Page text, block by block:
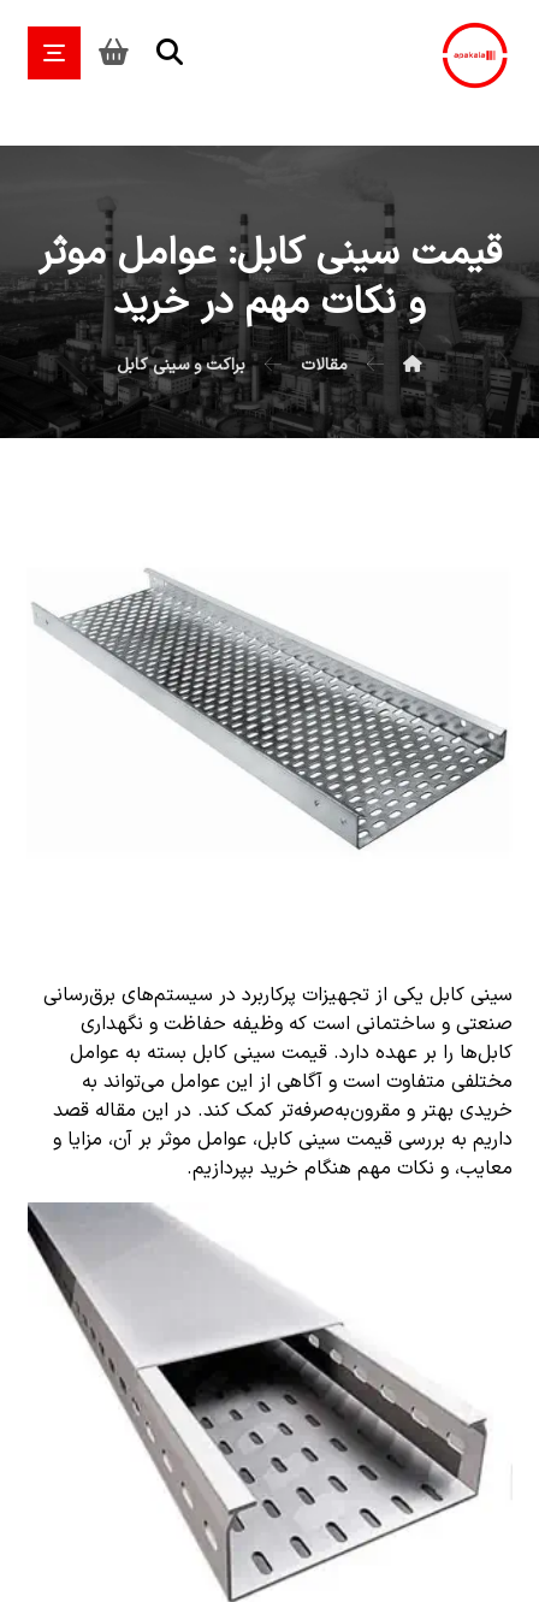
قیمت سینی کابل: عوامل موثر
و نکات مهم در خرید
مقالات براکت و سینی کابل
سینی کابل یکی از تجهیزات پرکاربرد در سیستم‌های برق‌رسانی
صنعتی و ساختمانی است که وظیفه حفاظت و نگهداری
کابل‌ها را بر عهده دارد. قیمت سینی کابل بسته به عوامل
مختلفی متفاوت است و آگاهی از این عوامل می‌تواند به
خریدی بهتر و مقرون‌به‌صرفه‌تر کمک کند. در این مقاله قصد
داریم به بررسی قیمت سینی کابل، عوامل موثر بر آن، مزایا و
معایب، و نکات مهم هنگام خرید بپردازیم.